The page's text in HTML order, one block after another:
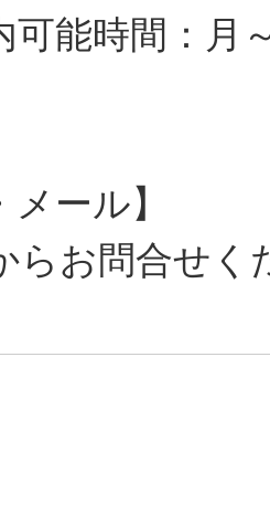
能時間：月
メール】
らお問合せく